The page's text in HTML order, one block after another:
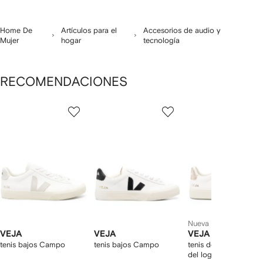
Home De
Mujer
Artículos para el
hogar
Accesorios de audio y
tecnología
RECOMENDACIONES
VEJA
tenis bajos Campo
VEJA
tenis bajos Campo
Nueva temporada
VEJA
tenis de piel con
del logo